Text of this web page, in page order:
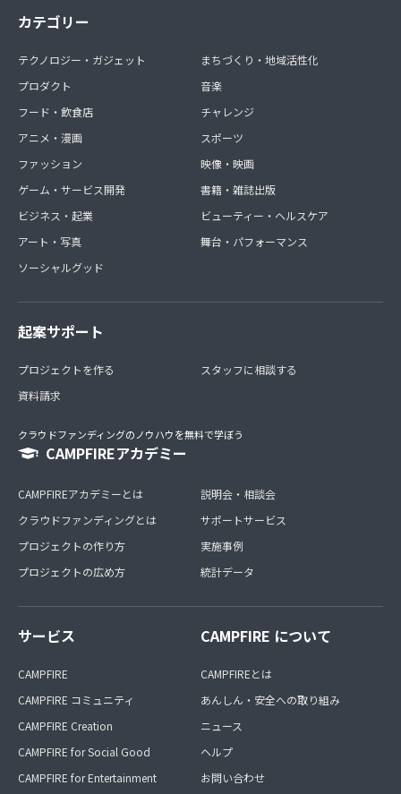
カテゴリー
テクノロジー・ガジェット
プロダクト
フード・飲食店
アニメ・漫画
ファッション
ゲーム・サービス開発
ビジネス・起業
アート・写真
ソーシャルグッド
まちづくり・地域活性化
音楽
チャレンジ
スポーツ
映像・映画
書籍・雑誌出版
ビューティー・ヘルスケア
舞台・パフォーマンス
起案サポート
プロジェクトを作る
資料請求
スタッフに相談する
クラウドファンディングのノウハウを無料で学ぼう
CAMPFIREアカデミー
CAMPFIREアカデミーとは
クラウドファンディングとは
プロジェクトの作り方
プロジェクトの広め方
説明会・相談会
サポートサービス
実施事例
統計データ
サービス
CAMPFIRE
CAMPFIRE コミュニティ
CAMPFIRE Creation
CAMPFIRE for Social Good
CAMPFIRE for Entertainment
CAMPFIRE について
CAMPFIREとは
あんしん・安全への取り組み
ニュース
ヘルプ
お問い合わせ